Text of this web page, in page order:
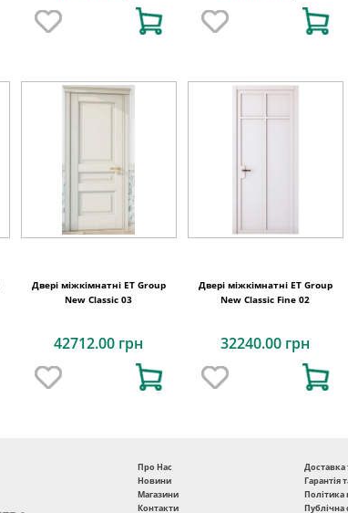
Двері міжкімнатні ET Group
New Classic 03
42712.00 грн
Двері міжкімнатні ET Group
New Classic Fine 02
32240.00 грн
Про Нас
Новини
Магазини
Контакти
Доставка
Гарантія
Політика
Публічна